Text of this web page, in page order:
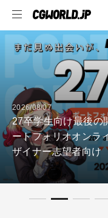
ベント「クリ博 ポ
月」 2D / 3D / UI デ
作品締切